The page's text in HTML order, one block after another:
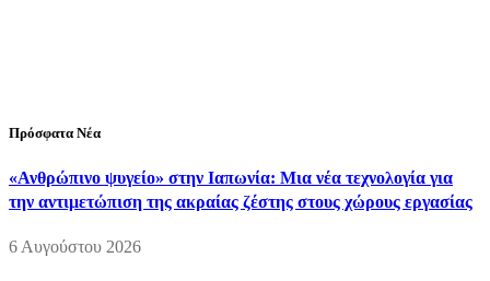
Πρόσφατα Νέα
«Ανθρώπινο ψυγείο» στην Ιαπωνία: Μια νέα τεχνολογία για
την αντιμετώπιση της ακραίας ζέστης στους χώρους εργασίας
6 Αυγούστου 2026